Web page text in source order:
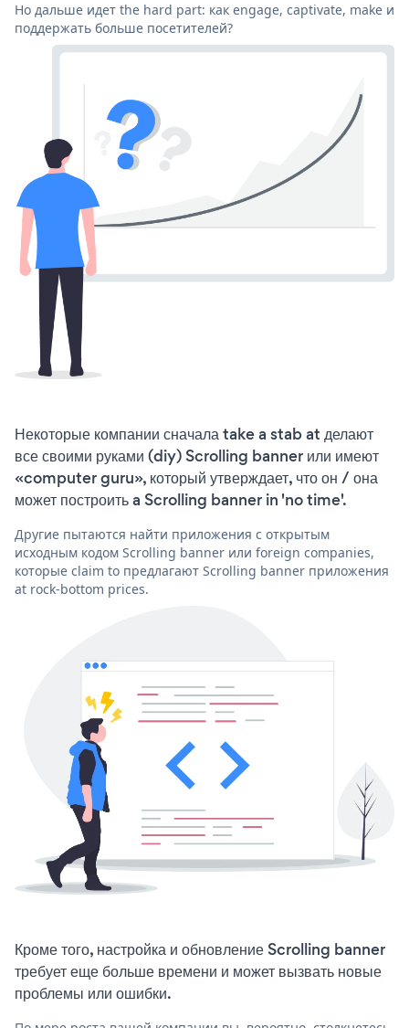
Но дальше идет the hard part: как engage, captivate, make и
поддержать больше посетителей?
Некоторые компании сначала take a stab at делают
все своими руками (diy) Scrolling banner или имеют
«computer guru», который утверждает, что он / она
может построить a Scrolling banner in 'no time'.
Другие пытаются найти приложения с открытым
исходным кодом Scrolling banner или foreign companies,
которые claim to предлагают Scrolling banner приложения
at rock-bottom prices.
Кроме того, настройка и обновление Scrolling banner
требует еще больше времени и может вызвать новые
проблемы или ошибки.